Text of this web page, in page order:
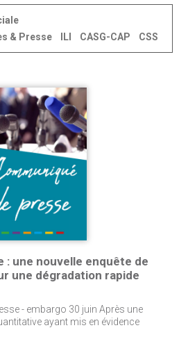
& Presse
ILI CASG-CAP CSS
: une nouvelle enquête de
une dégradation rapide
- embargo 30 juin Après une
ayant mis en évidence